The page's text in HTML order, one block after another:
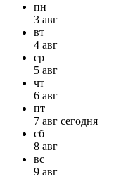
пн
3 авг
вт
4 авг
ср
5 авг
чт
6 авг
пт
7 авг сегодня
сб
8 авг
вс
9 авг